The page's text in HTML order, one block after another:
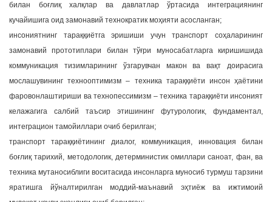
билан боғлиқ халқлар ва давлатлар ўртасида интеграциянинг
кучайишига оид замонавий технократик моҳияти асосланган;
инсониятнинг тараққиётга эришиши учун транспорт соҳаларининг
замонавий прототиплари билан тўғри муносабатларга киришишида
коммуникация тизимларининг ўзгарувчан макон ва вақт доирасига
мослашувининг технооптимизм – техника тараққиёти инсон ҳаётини
фаровонлаштириши ва технопессимизм – техника тараққиёти инсоният
келажагига салбий таъсир этишининг футурологик, фундаментал,
интеграцион тамойиллари очиб берилган;
транспорт тараққиётининг диалог, коммуникация, инновация билан
боғлиқ тарихий, методологик, детерминистик омиллари саноат, фан, ва
техника мутаносиблиги воситасида инсонларга муносиб турмуш тарзини
яратишга йўналтирилган моддий-маънавий эҳтиёж ва ижтимоий